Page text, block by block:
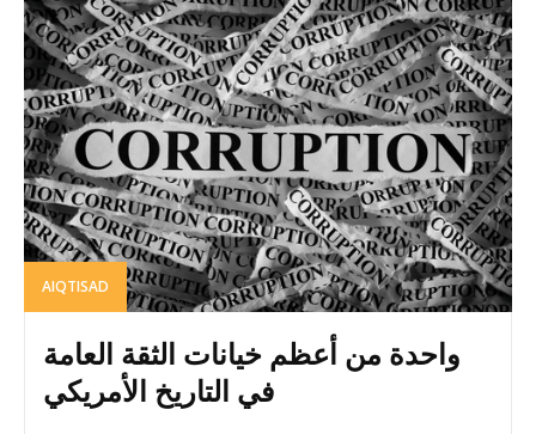
AIQTISAD
واحدة من أعظم خيانات الثقة العامة
في التاريخ الأمريكي